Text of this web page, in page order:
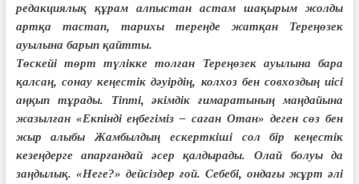
редакциялық құрам алпыстан астам шақырым жолды
артқа тастап, тарихы тереңде жатқан Тереңөзек
ауылына барып қайтты.
Төскейі төрт түлікке толған Тереңөзек ауылына бара
қалсаң, сонау кеңестік дәуірдің, колхоз бен совхоздың иісі
аңқып тұрады. Тіпті, әкімдік ғимаратының маңдайына
жазылған «Екпінді еңбегіміз – саған Отан» деген сөз бен
жыр алыбы Жамбылдың ескерткіші сол бір кеңестік
кезеңдерге апарғандай әсер қалдырады. Олай болуы да
заңдылық. «Неге?» дейсіздер ғой. Себебі, ондағы жұрт әлі